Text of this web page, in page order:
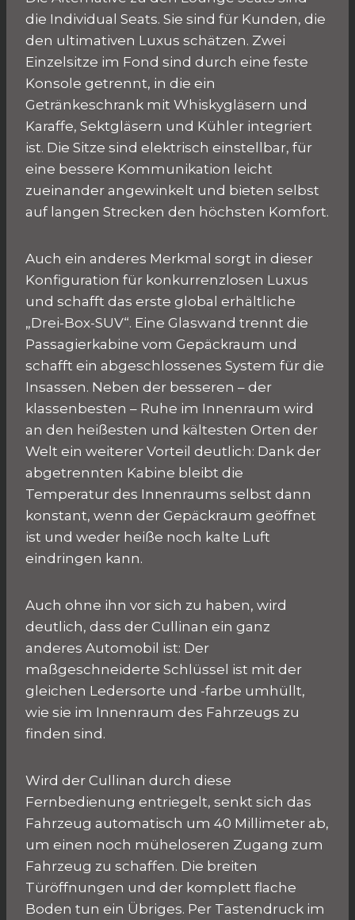
die Individual Seats. Sie sind für Kunden, die
den ultimativen Luxus schätzen. Zwei
Einzelsitze im Fond sind durch eine feste
Konsole getrennt, in die ein
Getränkeschrank mit Whiskygläsern und
Karaffe, Sektgläsern und Kühler integriert
ist. Die Sitze sind elektrisch einstellbar, für
eine bessere Kommunikation leicht
zueinander angewinkelt und bieten selbst
auf langen Strecken den höchsten Komfort.
Auch ein anderes Merkmal sorgt in dieser
Konfiguration für konkurrenzlosen Luxus
und schafft das erste global erhältliche
„Drei-Box-SUV“. Eine Glaswand trennt die
Passagierkabine vom Gepäckraum und
schafft ein abgeschlossenes System für die
Insassen. Neben der besseren – der
klassenbesten – Ruhe im Innenraum wird
an den heißesten und kältesten Orten der
Welt ein weiterer Vorteil deutlich: Dank der
abgetrennten Kabine bleibt die
Temperatur des Innenraums selbst dann
konstant, wenn der Gepäckraum geöffnet
ist und weder heiße noch kalte Luft
eindringen kann.
Auch ohne ihn vor sich zu haben, wird
deutlich, dass der Cullinan ein ganz
anderes Automobil ist: Der
maßgeschneiderte Schlüssel ist mit der
gleichen Ledersorte und -farbe umhüllt,
wie sie im Innenraum des Fahrzeugs zu
finden sind.
Wird der Cullinan durch diese
Fernbedienung entriegelt, senkt sich das
Fahrzeug automatisch um 40 Millimeter ab,
um einen noch müheloseren Zugang zum
Fahrzeug zu schaffen. Die breiten
Türöffnungen und der komplett flache
Boden tun ein Übriges. Per Tastendruck im